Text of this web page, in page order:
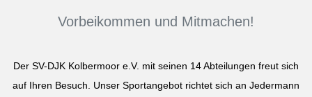
Vorbeikommen und Mitmachen!
Der SV-DJK Kolbermoor e.V. mit seinen 14 Abteilungen freut sich
auf Ihren Besuch. Unser Sportangebot richtet sich an Jedermann